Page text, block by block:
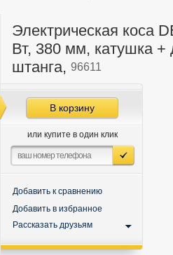
Электрическая коса
Вт, 380 мм, катушка +
штанга, 96611
В корзину
или купите в один клик
Добавить к сравнению
Добавить в избранное
Рассказать друзьям